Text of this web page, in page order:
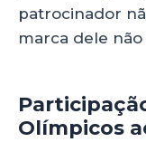
patrocinador
marca dele não
Olímpicos